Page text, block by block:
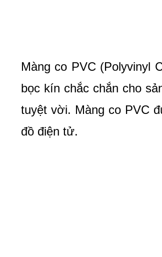
Màng co PVC (Polyvinyl
bọc kín chắc chắn cho
tuyệt vời. Màng co PVC
đồ điện tử.